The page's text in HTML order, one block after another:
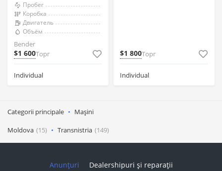
Пробег
Коробка
Двигатель
Объём
Bender
$1 600Торг
Individual
$1 800Торг
Individual
Categorii principale Mașini
Moldova (15) Transnistria (149)
Anunțuri Dealershipuri și reparații